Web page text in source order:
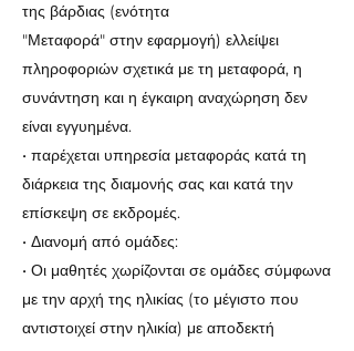
της βάρδιας (ενότητα
"Μεταφορά" στην εφαρμογή) ελλείψει
πληροφοριών σχετικά με τη μεταφορά, η
συνάντηση και η έγκαιρη αναχώρηση δεν
είναι εγγυημένα.
• παρέχεται υπηρεσία μεταφοράς κατά τη
διάρκεια της διαμονής σας και κατά την
επίσκεψη σε εκδρομές.
• Διανομή από ομάδες:
• Οι μαθητές χωρίζονται σε ομάδες σύμφωνα
με την αρχή της ηλικίας (το μέγιστο που
αντιστοιχεί στην ηλικία) με αποδεκτή